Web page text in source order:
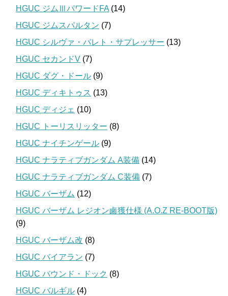
HGUC ジムⅢパワードFA (14)
HGUC ジムスパルタン (7)
HGUC シルヴァ・バレト・サプレッサー (13)
HGUC セカンドV (7)
HGUC ダグ・ドール (9)
HGUC ディキトゥス (13)
HGUC ディジェ (10)
HGUC トーリスリッター (8)
HGUC ナイチンゲール (9)
HGUC ナラティブガンダム A装備 (14)
HGUC ナラティブガンダム C装備 (7)
HGUC バーザム (12)
HGUC バーザム レジオン鹵獲仕様 (A.O.Z RE-BOOT版)
(9)
HGUC バーザム改 (8)
HGUC バイアラン (7)
HGUC バウンド・ドック (8)
HGUC バルギル (4)